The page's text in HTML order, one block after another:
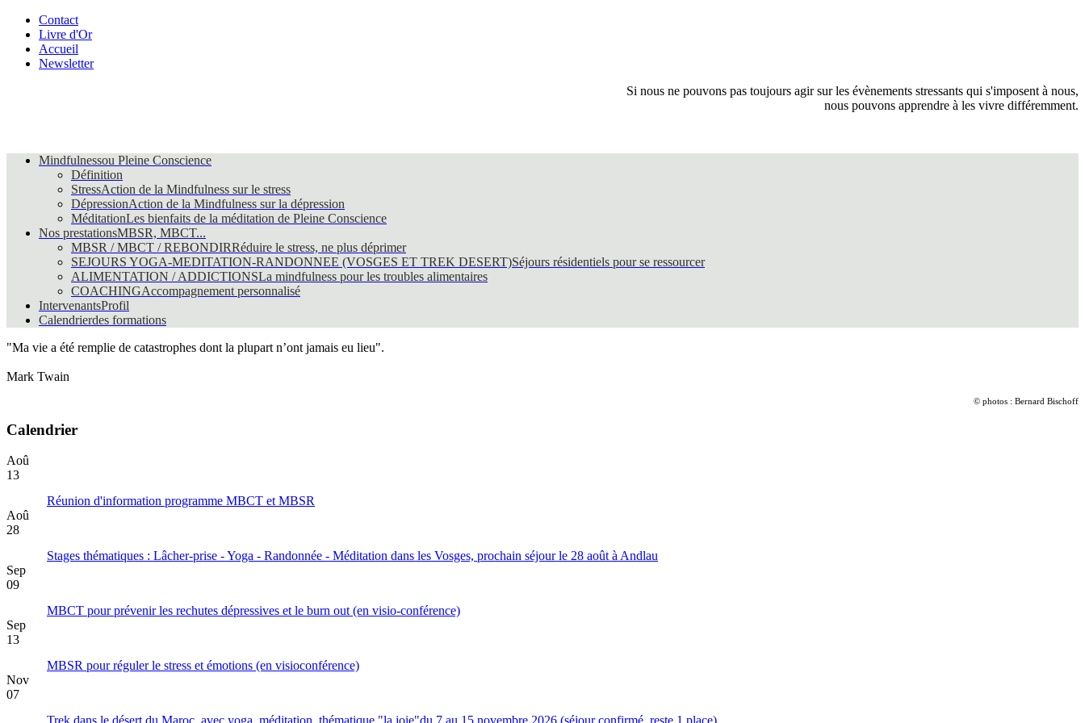
Contact
Livre d'Or
Accueil
Newsletter
Si nous ne pouvons pas toujours agir sur les évènements stressants qui s'imposent à nous,
nous pouvons apprendre à les vivre différemment.
Mindfulnessou Pleine Conscience
Définition
StressAction de la Mindfulness sur le stress
DépressionAction de la Mindfulness sur la dépression
MéditationLes bienfaits de la méditation de Pleine Conscience
Nos prestationsMBSR, MBCT...
MBSR / MBCT / REBONDIRRéduire le stress, ne plus déprimer
SEJOURS YOGA-MEDITATION-RANDONNEE (VOSGES ET TREK DESERT)Séjours résidentiels pour se ressourcer
ALIMENTATION / ADDICTIONSLa mindfulness pour les troubles alimentaires
COACHINGAccompagnement personnalisé
IntervenantsProfil
Calendrierdes formations
"Ma vie a été remplie de catastrophes dont la plupart n’ont jamais eu lieu".
Mark Twain
© photos : Bernard Bischoff
Calendrier
Aoû
13
Réunion d'information programme MBCT et MBSR
Aoû
28
Stages thématiques : Lâcher-prise - Yoga - Randonnée - Méditation dans les Vosges, prochain séjour le 28 août à Andlau
Sep
09
MBCT pour prévenir les rechutes dépressives et le burn out (en visio-conférence)
Sep
13
MBSR pour réguler le stress et émotions (en visioconférence)
Nov
07